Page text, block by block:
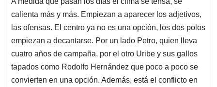
s
A
p
p
b
o
o
k
e
d
I
n
l
a
d
s
calienta más y más. Empiezan a aparecer los adjetivos,
las ofensas. El centro ya no es una opción, los dos polos
empiezan a decantarse. Por un lado Petro, quien lleva
cuatro años de campaña, por el otro Uribe y sus gallos
tapados como Rodolfo Hernández que poco a poco se
convierten en una opción. Además, está el conflicto en